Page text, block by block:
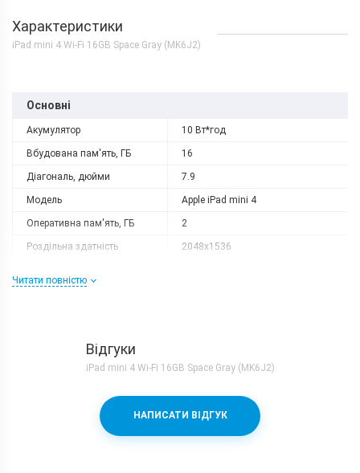
Характеристики
iPad mini 4 Wi-Fi 16GB Space Gray (MK6J2)
Основні
Акумулятор 10 Вт*год
Вбудована пам'ять, ГБ 16
Діагональ, дюйми 7.9
Модель Apple iPad mini 4
Оперативна пам'ять, ГБ 2
Роздільна здатність 2048x1536
1.5
Основна камера, Мп 8 (f/2.0)
Фронтальна камера, Мп 1.2 (f/2.2)
Читати повністю
Відгуки
iPad mini 4 Wi-Fi 16GB Space Gray (MK6J2)
НАПИСАТИ ВІДГУК